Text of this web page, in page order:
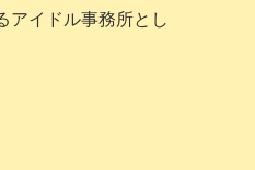
アイドル事務所とし